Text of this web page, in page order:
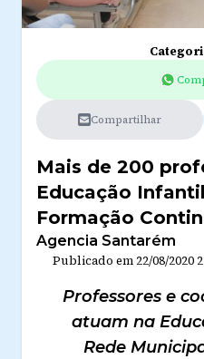
Compartilhar
Mais de 200
Educação
Formação
Agencia Santarém
Publicado em 22/08/2020
Professores e
atuam na
Rede